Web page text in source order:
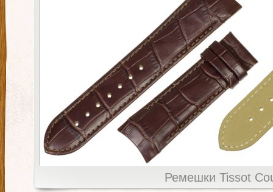
Ремешки Tissot